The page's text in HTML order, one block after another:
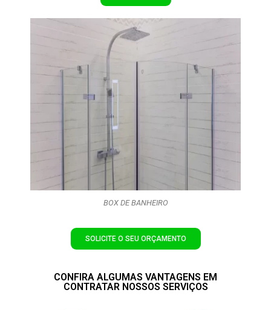
BOX DE BANHEIRO
SOLICITE O SEU ORÇAMENTO
CONFIRA ALGUMAS VANTAGENS EM
CONTRATAR NOSSOS SERVIÇOS